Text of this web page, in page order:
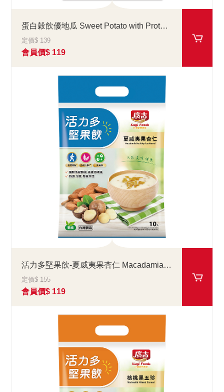
蛋白穀飲優地瓜 Sweet Potato with Protein Drink
定價$ 139
會員價$ 119
活力多堅果飲-夏威夷果杏仁 Macadamia Nut & Apricot Kernel
定價$ 155
會員價$ 119